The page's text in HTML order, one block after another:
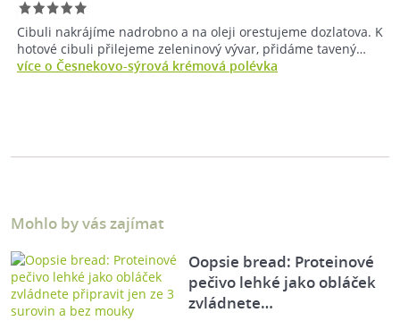
Cibuli nakrájíme nadrobno a na oleji orestujeme dozlatova. K
hotové cibuli přilejeme zeleninový vývar, přidáme tavený…
více o Česnekovo-sýrová krémová polévka
Mohlo by vás zajímat
Oopsie bread: Proteinové
pečivo lehké jako obláček
zvládnete…